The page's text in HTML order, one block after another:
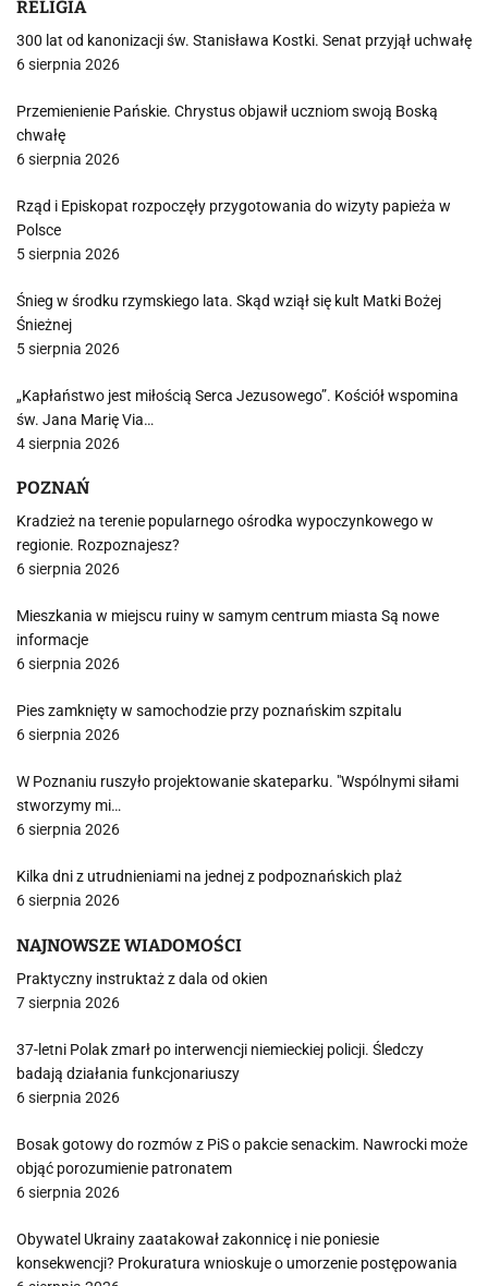
RELIGIA
300 lat od kanonizacji św. Stanisława Kostki. Senat przyjął uchwałę
6 sierpnia 2026
Przemienienie Pańskie. Chrystus objawił uczniom swoją Boską
chwałę
6 sierpnia 2026
Rząd i Episkopat rozpoczęły przygotowania do wizyty papieża w
Polsce
5 sierpnia 2026
Śnieg w środku rzymskiego lata. Skąd wziął się kult Matki Bożej
Śnieżnej
5 sierpnia 2026
„Kapłaństwo jest miłością Serca Jezusowego”. Kościół wspomina
św. Jana Marię Via…
4 sierpnia 2026
POZNAŃ
Kradzież na terenie popularnego ośrodka wypoczynkowego w
regionie. Rozpoznajesz?
6 sierpnia 2026
Mieszkania w miejscu ruiny w samym centrum miasta Są nowe
informacje
6 sierpnia 2026
Pies zamknięty w samochodzie przy poznańskim szpitalu
6 sierpnia 2026
W Poznaniu ruszyło projektowanie skateparku. "Wspólnymi siłami
stworzymy mi…
6 sierpnia 2026
Kilka dni z utrudnieniami na jednej z podpoznańskich plaż
6 sierpnia 2026
NAJNOWSZE WIADOMOŚCI
Praktyczny instruktaż z dala od okien
7 sierpnia 2026
37-letni Polak zmarł po interwencji niemieckiej policji. Śledczy
badają działania funkcjonariuszy
6 sierpnia 2026
Bosak gotowy do rozmów z PiS o pakcie senackim. Nawrocki może
objąć porozumienie patronatem
6 sierpnia 2026
Obywatel Ukrainy zaatakował zakonnicę i nie poniesie
konsekwencji? Prokuratura wnioskuje o umorzenie postępowania